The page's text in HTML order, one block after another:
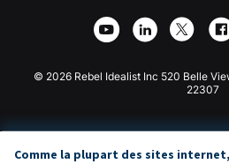
Partenariat d'affiliation
Bibliothèque
Application de don Webflow
Don Joomla
© 2026 Rebel Idealist Inc 520 Belle
22307
Comme la plupart des sites